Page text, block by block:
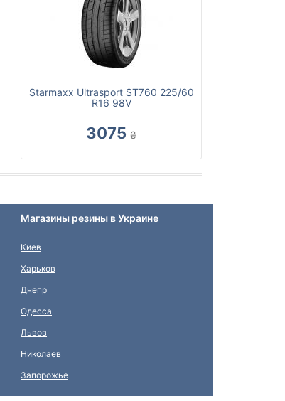
Starmaxx Ultrasport ST760 225/60
R16 98V
3075 ₴
Магазины резины в Украине
Киев
Харьков
Днепр
Одесса
Львов
Николаев
Запорожье